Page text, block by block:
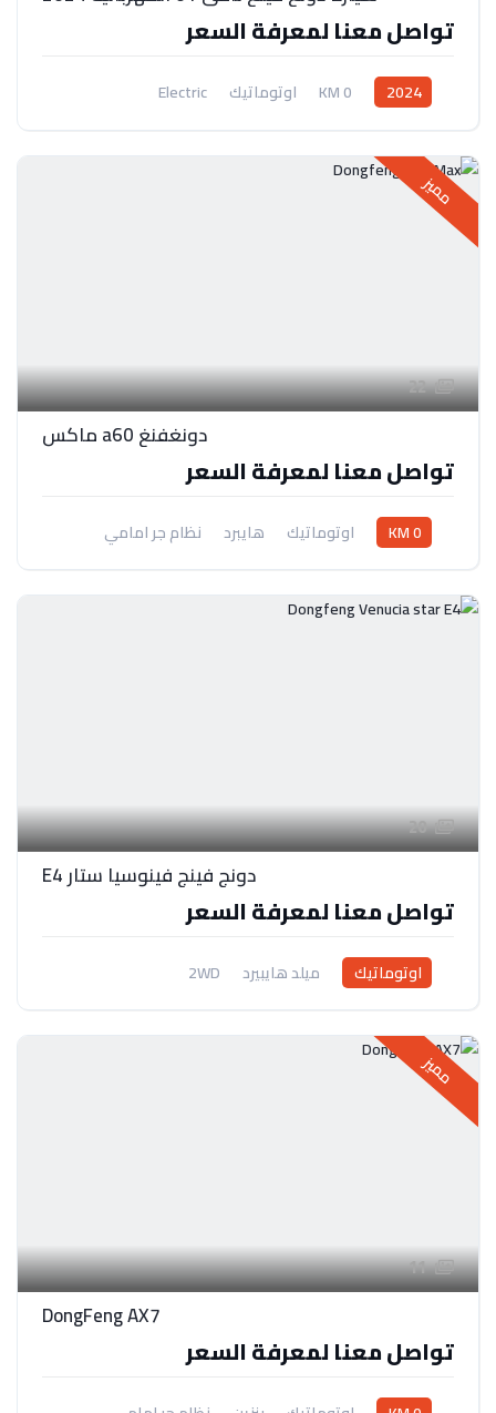
تواصل معنا لمعرفة السعر
2024
0 KM اوتوماتيك
Electric
نظام جر امامي
مميز
22
دونغفنغ a60 ماكس
تواصل معنا لمعرفة السعر
0 KM اوتوماتيك هايبرد نظام جر امامي
20
دونج فينج فينوسيا ستار E4
تواصل معنا لمعرفة السعر
اوتوماتيك ميلد هايبيرد 2WD
مميز
11
DongFeng AX7
تواصل معنا لمعرفة السعر